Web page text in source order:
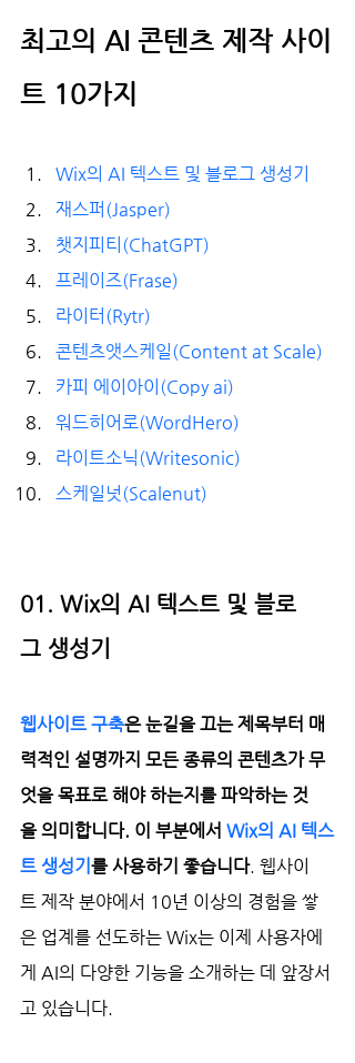
최고의 AI 콘텐츠 제작 사이
트 10가지
Wix의 AI 텍스트 및 블로그 생성기
재스퍼(Jasper)
챗지피티(ChatGPT)
프레이즈(Frase)
라이터(Rytr)
콘텐츠앳스케일(Content at Scale)
카피 에이아이(Copy ai)
워드히어로(WordHero)
라이트소닉(Writesonic)
스케일넛(Scalenut)
01. Wix의 AI 텍스트 및 블로
그 생성기
웹사이트 구축은 눈길을 끄는 제목부터 매
력적인 설명까지 모든 종류의 콘텐츠가 무
엇을 목표로 해야 하는지를 파악하는 것
을 의미합니다. 이 부분에서 Wix의 AI 텍스
트 생성기 를 사용하기 좋습니다. 웹사이
트 제작 분야에서 10년 이상의 경험을 쌓
은 업계를 선도하는 Wix는 이제 사용자에
게 AI의 다양한 기능을 소개하는 데 앞장서
고 있습니다.